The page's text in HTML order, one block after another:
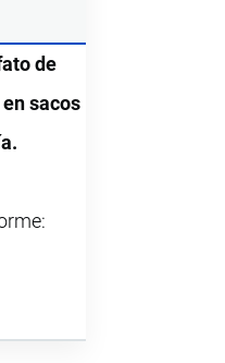
de
sacos